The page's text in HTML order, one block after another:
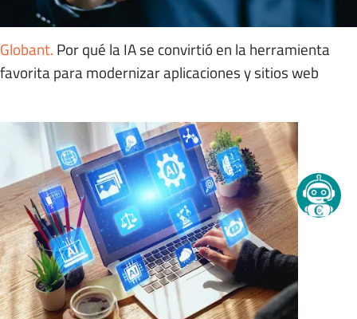
Globant. Por qué la IA se convirtió en la herramienta
favorita para modernizar aplicaciones y sitios web